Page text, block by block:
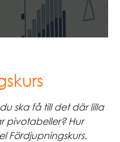
ska få till det där lilla
pivotabeller? Hur
Fördjupningskurs.